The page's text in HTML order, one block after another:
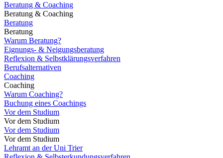
Beratung & Coaching
Beratung & Coaching
Beratung
Beratung
Warum Beratung?
Eignungs- & Neigungsberatung
Reflexion & Selbstklärungsverfahren
Berufsalternativen
Coaching
Coaching
Warum Coaching?
Buchung eines Coachings
Vor dem Studium
Vor dem Studium
Vor dem Studium
Vor dem Studium
Lehramt an der Uni Trier